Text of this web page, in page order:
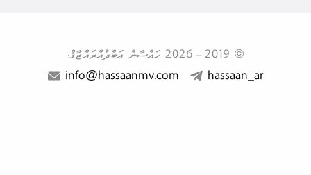
© 2019
–
ޙައްސާން ޢަބްދުއްރައްޒާޤް.
info@hassaanmv.com
hassaan_ar